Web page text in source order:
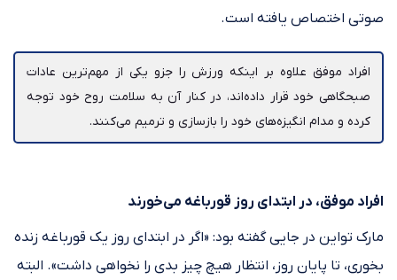
صوتی اختصاص یافته است.
افراد موفق علاوه بر اینکه ورزش را جزو یکی از مهم‌ترین عادات
صبحگاهی خود قرار داده‌اند، در کنار آن به سلامت روح خود توجه
کرده و مدام انگیزه‌های خود را بازسازی و ترمیم می‌کنند.
افراد موفق، در ابتدای روز قورباغه می‌خورند
مارک تواین در جایی گفته بود: «اگر در ابتدای روز یک قورباغه زنده
بخوری، تا پایان روز، انتظار هیچ چیز بدی را نخواهی داشت». البته